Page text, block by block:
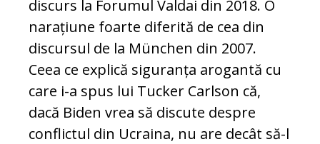
discurs la Forumul Valdai din 2018. O
narațiune foarte diferită de cea din
discursul de la München din 2007.
Ceea ce explică siguranța arogantă cu
care i-a spus lui Tucker Carlson că,
dacă Biden vrea să discute despre
conflictul din Ucraina, nu are decât să-l